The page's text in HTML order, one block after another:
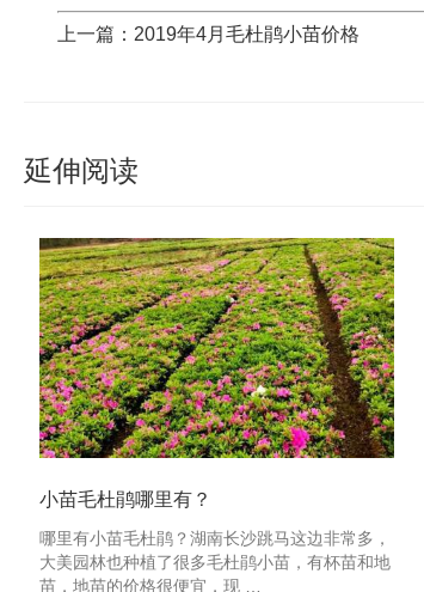
上一篇：2019年4月毛杜鹃小苗价格
延伸阅读
小苗毛杜鹃哪里有？
哪里有小苗毛杜鹃？湖南长沙跳马这边非常多，
大美园林也种植了很多毛杜鹃小苗，有杯苗和地
苗，地苗的价格很便宜，现 …